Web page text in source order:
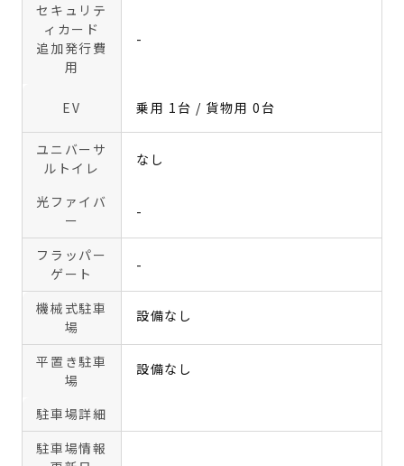
セキュリテ
ィカード
追加発行費
用
-
EV 乗用 1台 / 貨物用 0台
ユニバーサ
ルトイレ
なし
光ファイバ
ー
-
フラッパー
ゲート
-
機械式駐車
場
設備なし
平置き駐車
場
設備なし
駐車場詳細
駐車場情報